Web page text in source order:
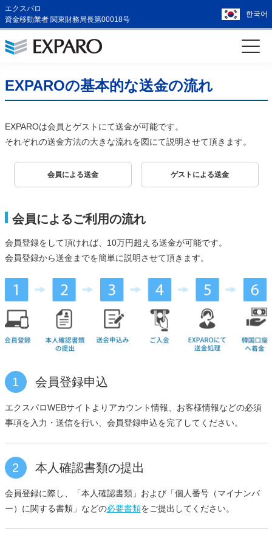
エクスパロ
資金移動業者 関東財務局長第00018号
한국어
EXPAROの基本的な送金の流れ
EXPAROは会員とゲストにて送金が可能です。
それぞれの送金方法の大きな流れを図にて説明させて頂きます。
会員による送金 ゲストによる送金
会員によるご利用の流れ
会員登録をして頂ければ、10万円超える送金が可能です。
会員登録から送金までを簡単に説明させて頂きます。
1 会員登録申込
エクスパロWEBサイトよりアカウント情報、お客様情報などの必須
事項を入力・送信を行い、会員登録申込を完了してください。
2 本人確認書類の提出
会員登録に際し、「本人確認書類」および「個人番号（マイナンバ
ー）に関する書類」などの必要書類をご提出してください。